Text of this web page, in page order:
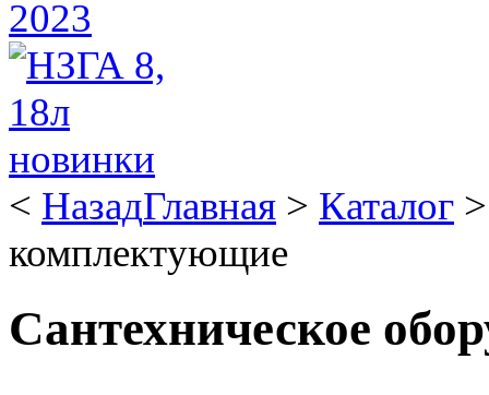
< НазадГлавная > Каталог
комплектующие
Сантехническое